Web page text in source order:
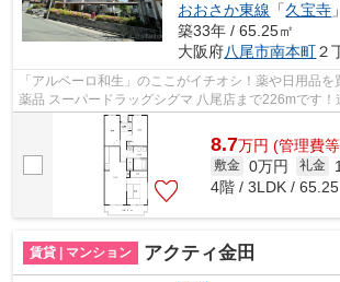
おおさか東線 「久宝寺
築33年 / 65.25㎡
大阪府八尾市南本町２
「アルベーロ和生」のここがイチオシ！薬や日用品
薬品 スーパードラッグシグマ 八尾店まで226mです！
快適にできますね！行く先に応じて経...
8.7万円 (管理費
敷金 0万円 礼金
4階 / 3LDK / 65.25
賃貸 | マンション アクティ金田